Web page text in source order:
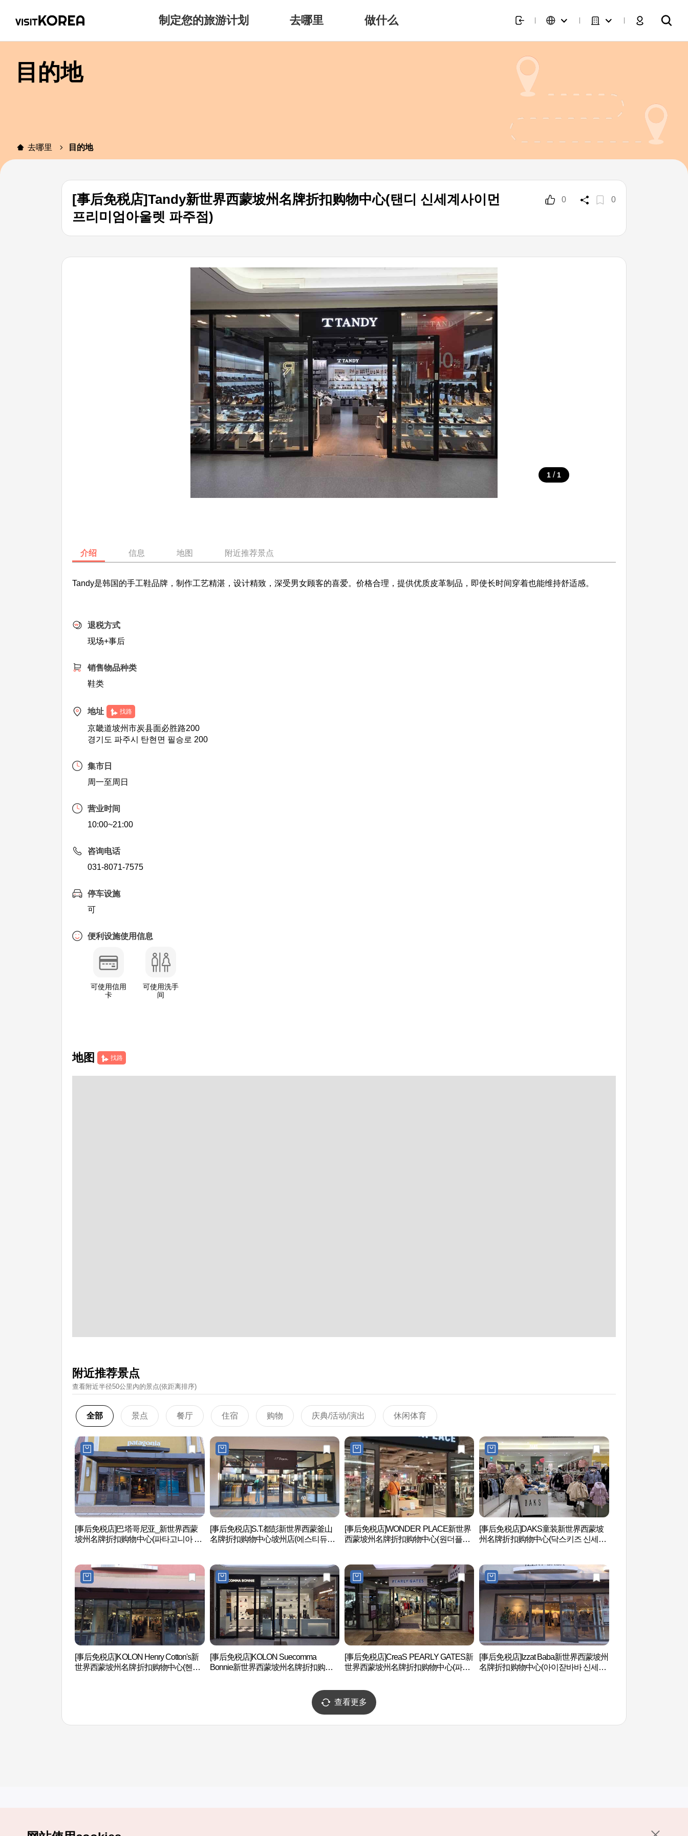
制定您的旅游计划 去哪里 做什么
目的地
去哪里 目的地
[事后免税店]Tandy新世界西蒙坡州名牌折扣购物中心(탠디 신세계사이먼
프리미엄아울렛 파주점)
0 0
1 / 1
介绍 信息 地图 附近推荐景点
Tandy是韩国的手工鞋品牌，制作工艺精湛，设计精致，深受男女顾客的喜爱。价格合理，提供优质皮革制品，即使长时间穿着也能维持舒适感。
退税方式
现场+事后
销售物品种类
鞋类
地址 找路
京畿道坡州市炭县面必胜路200
경기도 파주시 탄현면 필승로 200
集市日
周一至周日
营业时间
10:00~21:00
咨询电话
031-8071-7575
停车设施
可
便利设施使用信息
可使用信用
卡
可使用洗手
间
地图 找路
附近推荐景点
查看附近半径50公里內的景点(依距离排序)
全部 景点 餐厅 住宿 购物 庆典/活动/演出 休闲体育
[事后免税店]巴塔哥尼亚_新世界西蒙
坡州名牌折扣购物中心(파타고니아 신
[事后免税店]S.T.都彭新世界西蒙釜山
名牌折扣购物中心坡州店(에스티듀퐁
[事后免税店]WONDER PLACE新世界
西蒙坡州名牌折扣购物中心(원더플레
[事后免税店]DAKS童装新世界西蒙坡
州名牌折扣购物中心(닥스키즈 신세계
[事后免税店]KOLON Henry Cotton's新
世界西蒙坡州名牌折扣购物中心(헨리
[事后免税店]KOLON Suecomma
Bonnie新世界西蒙坡州名牌折扣购物
[事后免税店]CreaS PEARLY GATES新
世界西蒙坡州名牌折扣购物中心(파리
[事后免税店]Izzat Baba新世界西蒙坡州
名牌折扣购物中心(아이잗바바 신세계
查看更多